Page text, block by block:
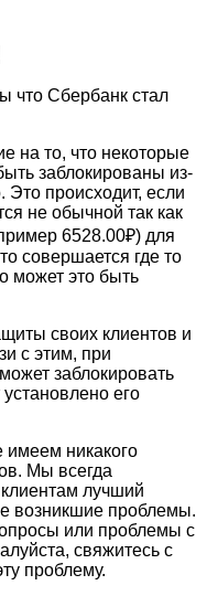
что Сбербанк стал
на то, что некоторые
заблокированы из-
происходит, если
не обычной так как
6528.00₽) для
совершается где то
может это быть
своих клиентов и
с этим, при
заблокировать
его
имеем никакого
Мы всегда
лучший
возникшие проблемы.
или проблемы с
свяжитесь с
проблему.